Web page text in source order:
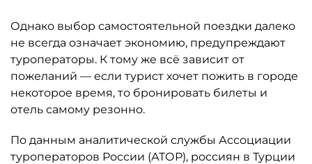
Однако выбор самостоятельной поездки далеко
не всегда означает экономию, предупреждают
туроператоры. К тому же всё зависит от
пожеланий — если турист хочет пожить в городе
некоторое время, то бронировать билеты и
отель самому резонно.
По данным аналитической службы Ассоциации
туроператоров России (АТОР), россиян в Турции